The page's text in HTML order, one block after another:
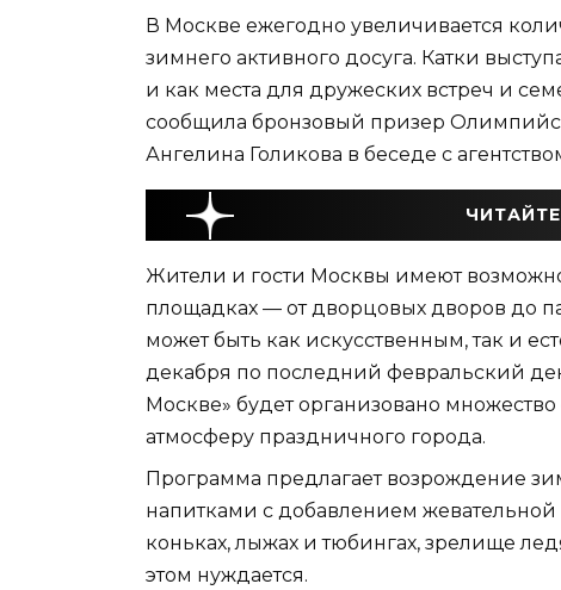
В Москве ежегодно увеличивается
зимнего активного досуга. Катки
и как места для дружеских встреч и
сообщила бронзовый призер
Ангелина Голикова в беседе с
Жители и гости Москвы имеют
площадках — от дворцовых дворов до
может быть как искусственным, так и
декабря по последний февральский
Москве» будет организовано
атмосферу праздничного города.
Программа предлагает возрождение
напитками с добавлением жевательной
коньках, лыжах и тюбингах, зрелище
этом нуждается.